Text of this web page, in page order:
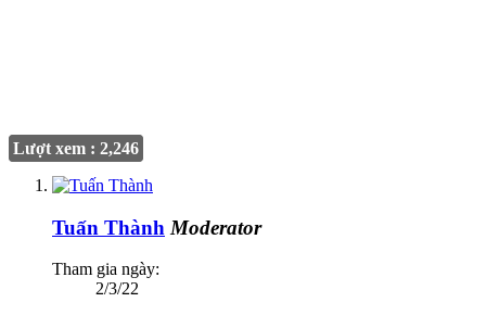
Lượt xem : 2,246
Tuấn Thành Moderator
Tham gia ngày:
2/3/22